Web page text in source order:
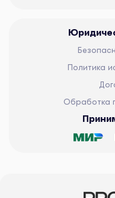
Политика
Обработка